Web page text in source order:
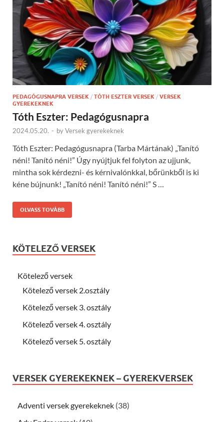
PEDAGÓGUSNAPRA VERSEK / TÓTH ESZTER VERSEK / VERSEK
GYEREKEKNEK
Tóth Eszter: Pedagógusnapra
2024.05.20. - byVersek gyerekeknek
Tóth Eszter: Pedagógusnapra (Tarba Mártának) „Tanító
néni! Tanító néni!” Úgy nyújtjuk fel folyton az ujjunk,
mintha sok kérdezni- és kérnivalónkkal, bőrünkből is ki
kéne bújnunk! „Tanító néni! Tanító néni!” S …
OLVASS TOVÁBB
KÖTELEZŐ VERSEK
Kötelező versek
Kötelező versek 2.osztály
Kötelező versek 3. osztály
Kötelező versek 4. osztály
Kötelező versek 5. osztály
VERSEK GYEREKEKNEK – GYEREKVERSEK
Adventi versek gyerekeknek (38)